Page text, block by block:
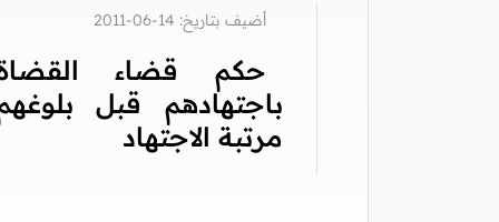
أضيف بتاريخ: 14-06-2011
حكم قضاء
باجتهادهم قبل
مرتبة الاجتهاد